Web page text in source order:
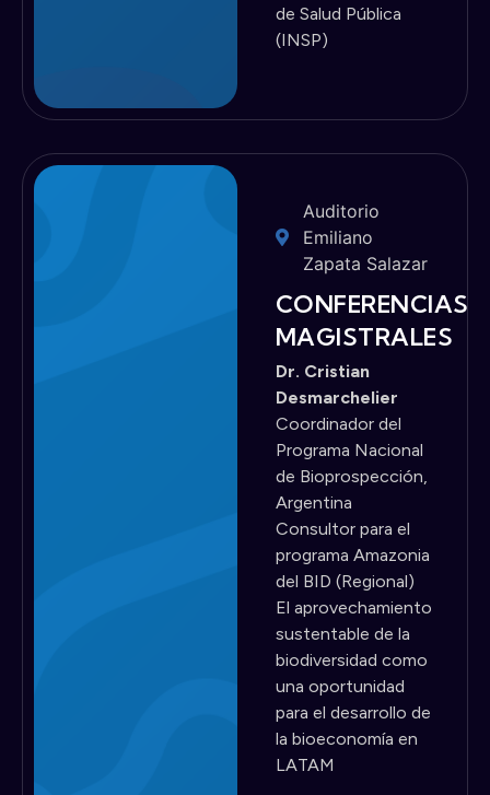
de Salud Pública
(INSP)
Auditorio
Emiliano
Zapata Salazar
CONFERENCIAS
MAGISTRALES
Dr. Cristian
Desmarchelier
Coordinador del
Programa Nacional
de Bioprospección,
Argentina
Consultor para el
programa Amazonia
del BID (Regional)
El aprovechamiento
sustentable de la
biodiversidad como
una oportunidad
para el desarrollo de
la bioeconomía en
LATAM